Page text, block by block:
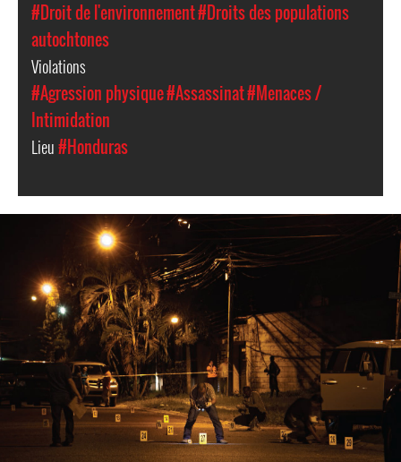
#Droit de l'environnement#Droits des populations
autochtones
Violations
#Agression physique#Assassinat#Menaces /
Intimidation
Lieu#Honduras
#Honduras-
general-
context.jpg